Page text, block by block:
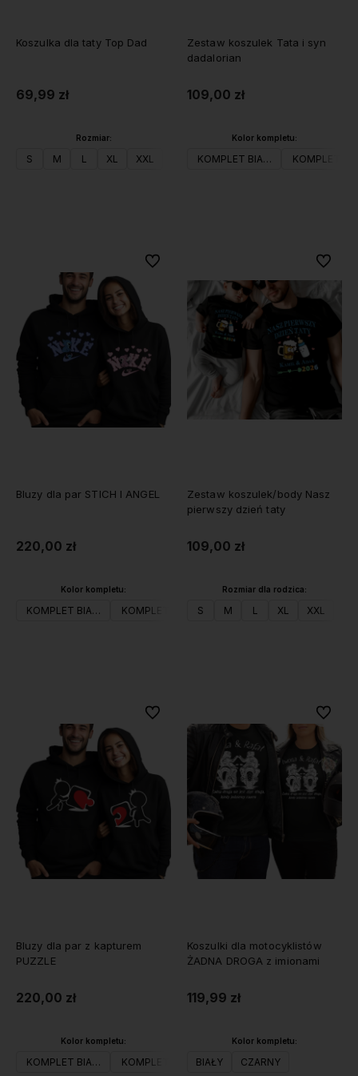
Koszulka dla taty Top Dad
69,99 zł
Rozmiar:
S M L XL XXL
Zestaw koszulek Tata i syn
dadalorian
109,00 zł
Kolor kompletu:
KOMPLET BIAŁY KOMPLET
Bluzy dla par STICH I ANGEL
220,00 zł
Kolor kompletu:
KOMPLET BIAŁY KOMPLET CZARNY KOMPLET SZARY
Do ulubionych
Zestaw koszulek/body Nasz
pierwszy dzień taty
109,00 zł
Rozmiar dla rodzica:
S M L XL XXL
Do
Bluzy dla par z kapturem
PUZZLE
220,00 zł
Kolor kompletu:
KOMPLET BIAŁY KOMPLET CZARNY KOMPLET SZARY
Do ulubionych
Koszulki dla motocyklistów
ŻADNA DROGA z imionami
119,99 zł
Kolor kompletu:
BIAŁY CZARNY
Do